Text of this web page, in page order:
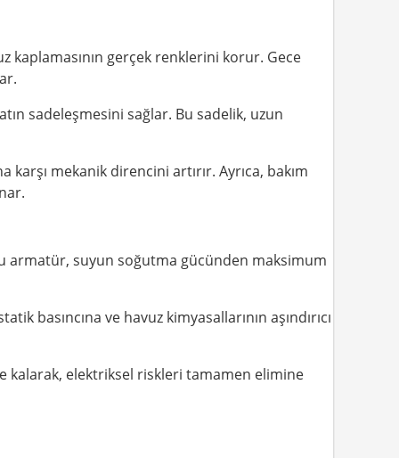
kaplamasının gerçek renklerini korur. Gece
sadeleşmesini sağlar. Bu sadelik, uzun
mekanik direncini artırır. Ayrıca, bakım
armatür, suyun soğutma gücünden maksimum
basıncına ve havuz kimyasallarının aşındırıcı
kalarak, elektriksel riskleri tamamen elimine